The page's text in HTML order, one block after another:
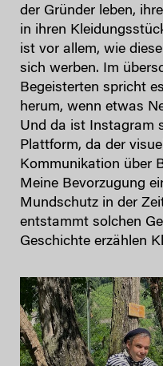
der Gründer leben,
in ihren
ist vor allem, wie
sich werben. Im
Begeisterten spricht
herum, wenn etwas
Und da ist Instagram
Plattform, da der
Kommunikation über
Meine Bevorzugung
Mundschutz in der
entstammt solchen
Geschichte erzählen